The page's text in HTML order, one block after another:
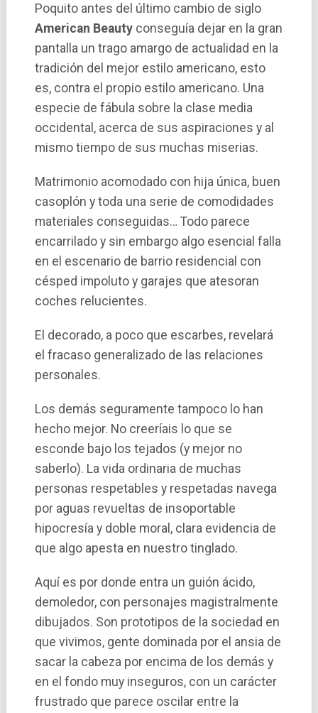
Poquito antes del último cambio de siglo
American Beautyconseguía dejar en la gran
pantalla un trago amargo de actualidad en la
tradición del mejor estilo americano, esto
es, contra el propio estilo americano. Una
especie de fábula sobre la clase media
occidental, acerca de sus aspiraciones y al
mismo tiempo de sus muchas miserias.
Matrimonio acomodado con hija única, buen
casoplón y toda una serie de comodidades
materiales conseguidas… Todo parece
encarrilado y sin embargo algo esencial falla
en el escenario de barrio residencial con
césped impoluto y garajes que atesoran
coches relucientes.
El decorado, a poco que escarbes, revelará
el fracaso generalizado de las relaciones
personales.
Los demás seguramente tampoco lo han
hecho mejor. No creerí­ais lo que se
esconde bajo los tejados (y mejor no
saberlo). La vida ordinaria de muchas
personas respetables y respetadas navega
por aguas revueltas de insoportable
hipocresí­a y doble moral, clara evidencia de
que algo apesta en nuestro tinglado.
Aquí­ es por donde entra un guión ácido,
demoledor, con personajes magistralmente
dibujados. Son prototipos de la sociedad en
que vivimos, gente dominada por el ansia de
sacar la cabeza por encima de los demás y
en el fondo muy inseguros, con un carácter
frustrado que parece oscilar entre la